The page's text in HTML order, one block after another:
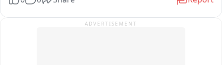
प्रशासन की तैयारी पर सवाल उठते हैं क्योंकि राजधानी में कई फ्लड ड्रेन
ADVERTISEMENT